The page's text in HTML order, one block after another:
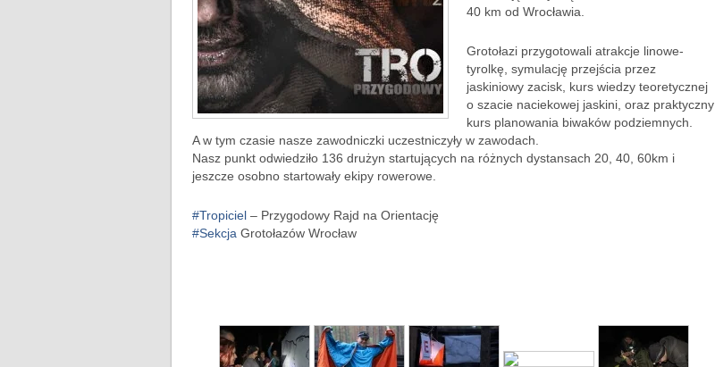
40 km od Wrocławia.
Grotołazi przygotowali atrakcje linowe-
tyrolkę, symulację przejścia przez
jaskiniowy zacisk, kurs wiedzy teoretycznej
o szacie naciekowej jaskini, oraz praktyczny
kurs planowania biwaków podziemnych.
A w tym czasie nasze zawodniczki uczestniczyły w zawodach.
Nasz punkt odwiedziło 136 drużyn startujących na różnych dystansach 20, 40, 60km i
jeszcze osobno startowały ekipy rowerowe.
#Tropiciel – Przygodowy Rajd na Orientację
#Sekcja Grotołazów Wrocław